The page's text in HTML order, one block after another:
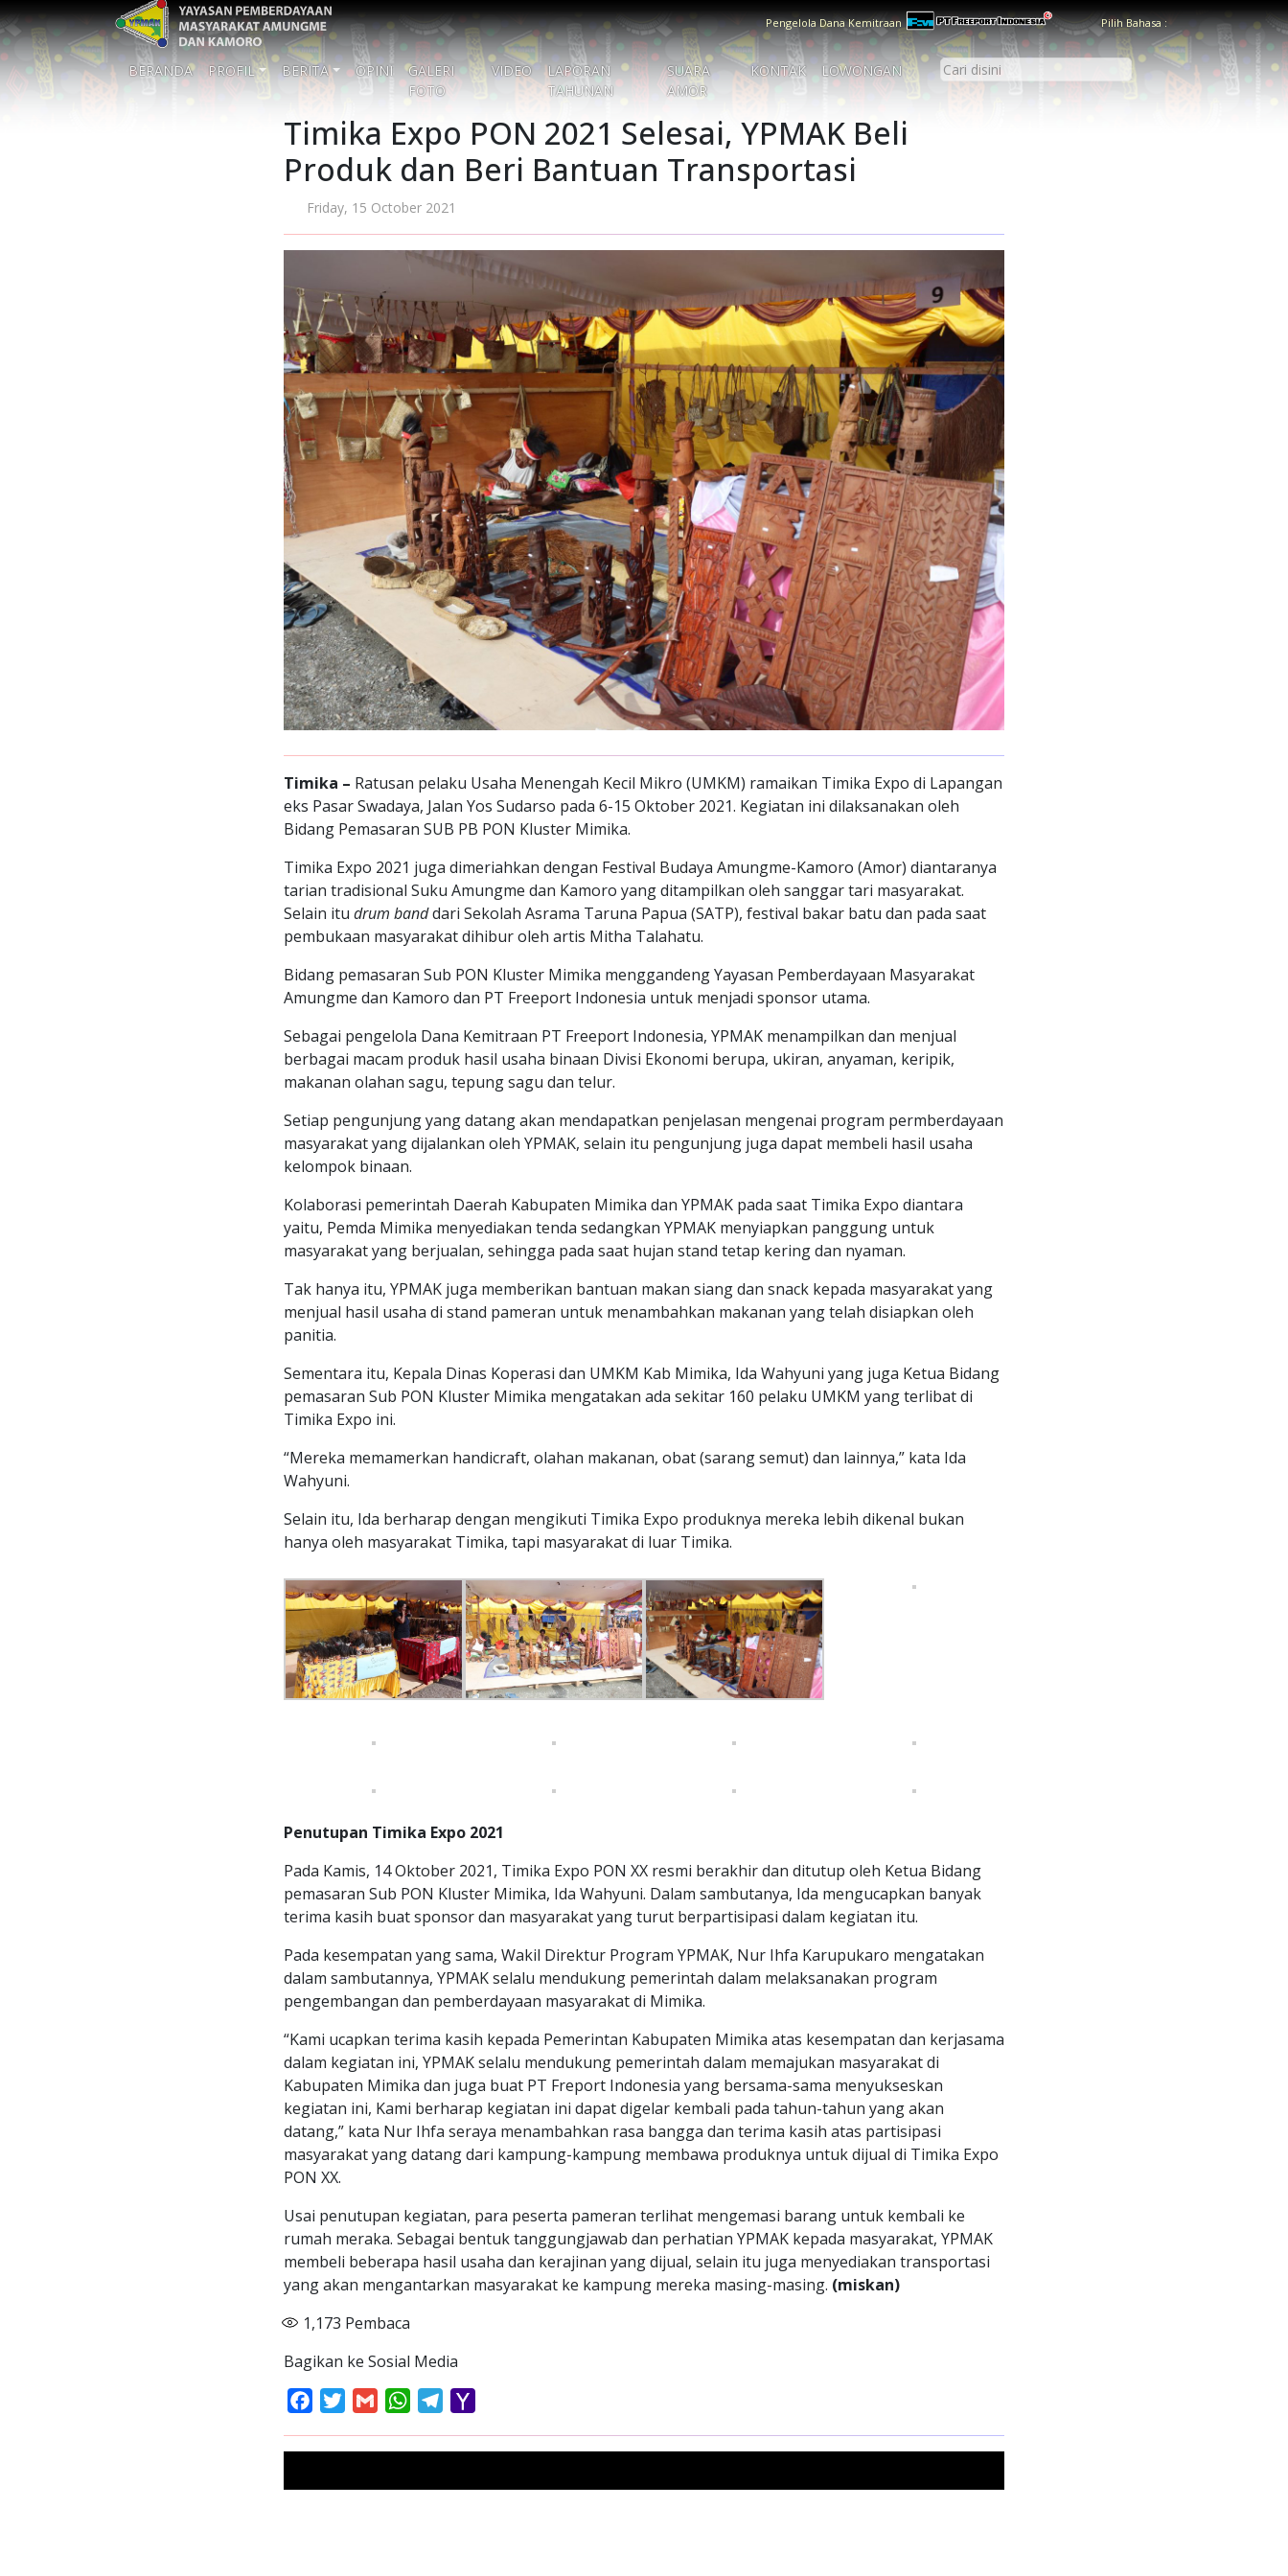
Pengelola Dana Kemitraan Pilih Bahasa :
BERANDA PROFIL BERITA OPINI
GALERI
FOTO
VIDEO
LAPORAN
TAHUNAN
SUARA
AMOR
KONTAK LOWONGAN
Timika Expo PON 2021 Selesai, YPMAK Beli
Produk dan Beri Bantuan Transportasi
Friday, 15 October 2021
Timika – Ratusan pelaku Usaha Menengah Kecil Mikro (UMKM) ramaikan Timika Expo di Lapangan
eks Pasar Swadaya, Jalan Yos Sudarso pada 6-15 Oktober 2021. Kegiatan ini dilaksanakan oleh
Bidang Pemasaran SUB PB PON Kluster Mimika.
Timika Expo 2021 juga dimeriahkan dengan Festival Budaya Amungme-Kamoro (Amor) diantaranya
tarian tradisional Suku Amungme dan Kamoro yang ditampilkan oleh sanggar tari masyarakat.
Selain itu drum banddari Sekolah Asrama Taruna Papua (SATP), festival bakar batu dan pada saat
pembukaan masyarakat dihibur oleh artis Mitha Talahatu.
Bidang pemasaran Sub PON Kluster Mimika menggandeng Yayasan Pemberdayaan Masyarakat
Amungme dan Kamoro dan PT Freeport Indonesia untuk menjadi sponsor utama.
Sebagai pengelola Dana Kemitraan PT Freeport Indonesia, YPMAK menampilkan dan menjual
berbagai macam produk hasil usaha binaan Divisi Ekonomi berupa, ukiran, anyaman, keripik,
makanan olahan sagu, tepung sagu dan telur.
Setiap pengunjung yang datang akan mendapatkan penjelasan mengenai program permberdayaan
masyarakat yang dijalankan oleh YPMAK, selain itu pengunjung juga dapat membeli hasil usaha
kelompok binaan.
Kolaborasi pemerintah Daerah Kabupaten Mimika dan YPMAK pada saat Timika Expo diantara
yaitu, Pemda Mimika menyediakan tenda sedangkan YPMAK menyiapkan panggung untuk
masyarakat yang berjualan, sehingga pada saat hujan stand tetap kering dan nyaman.
Tak hanya itu, YPMAK juga memberikan bantuan makan siang dan snack kepada masyarakat yang
menjual hasil usaha di stand pameran untuk menambahkan makanan yang telah disiapkan oleh
panitia.
Sementara itu, Kepala Dinas Koperasi dan UMKM Kab Mimika, Ida Wahyuni yang juga Ketua Bidang
pemasaran Sub PON Kluster Mimika mengatakan ada sekitar 160 pelaku UMKM yang terlibat di
Timika Expo ini.
“Mereka memamerkan handicraft, olahan makanan, obat (sarang semut) dan lainnya,” kata Ida
Wahyuni.
Selain itu, Ida berharap dengan mengikuti Timika Expo produknya mereka lebih dikenal bukan
hanya oleh masyarakat Timika, tapi masyarakat di luar Timika.
Penutupan Timika Expo 2021
Pada Kamis, 14 Oktober 2021, Timika Expo PON XX resmi berakhir dan ditutup oleh Ketua Bidang
pemasaran Sub PON Kluster Mimika, Ida Wahyuni. Dalam sambutanya, Ida mengucapkan banyak
terima kasih buat sponsor dan masyarakat yang turut berpartisipasi dalam kegiatan itu.
Pada kesempatan yang sama, Wakil Direktur Program YPMAK, Nur Ihfa Karupukaro mengatakan
dalam sambutannya, YPMAK selalu mendukung pemerintah dalam melaksanakan program
pengembangan dan pemberdayaan masyarakat di Mimika.
“Kami ucapkan terima kasih kepada Pemerintan Kabupaten Mimika atas kesempatan dan kerjasama
dalam kegiatan ini, YPMAK selalu mendukung pemerintah dalam memajukan masyarakat di
Kabupaten Mimika dan juga buat PT Freport Indonesia yang bersama-sama menyukseskan
kegiatan ini, Kami berharap kegiatan ini dapat digelar kembali pada tahun-tahun yang akan
datang,” kata Nur Ihfa seraya menambahkan rasa bangga dan terima kasih atas partisipasi
masyarakat yang datang dari kampung-kampung membawa produknya untuk dijual di Timika Expo
PON XX.
Usai penutupan kegiatan, para peserta pameran terlihat mengemasi barang untuk kembali ke
rumah meraka. Sebagai bentuk tanggungjawab dan perhatian YPMAK kepada masyarakat, YPMAK
membeli beberapa hasil usaha dan kerajinan yang dijual, selain itu juga menyediakan transportasi
yang akan mengantarkan masyarakat ke kampung mereka masing-masing. (miskan)
1,173 Pembaca
Bagikan ke Sosial Media
FacebookTwitterGmail WhatsAppTelegram